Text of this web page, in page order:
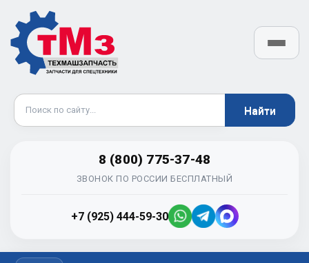
8 (800) 775-37-48
ЗВОНОК ПО РОССИИ БЕСПЛАТНЫЙ
+7 (925) 444-59-30